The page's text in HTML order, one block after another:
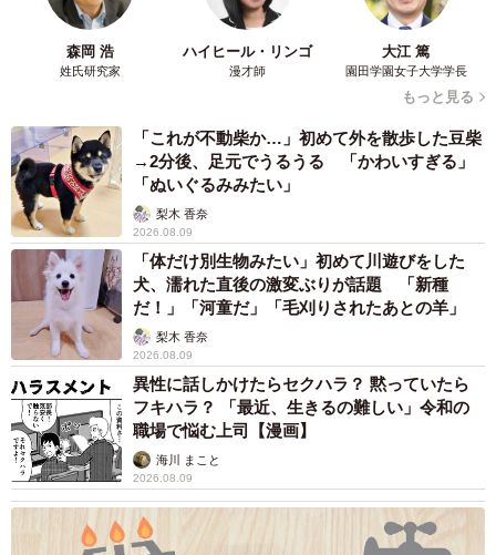
森岡 浩
姓氏研究家
ハイヒール・リンゴ
漫才師
大江 篤
園田学園女子大学学長
もっと見る
「これが不動柴か…」初めて外を散歩した豆柴
→2分後、足元でうるうる 「かわいすぎる」
「ぬいぐるみみたい」
梨木 香奈
2026.08.09
「体だけ別生物みたい」初めて川遊びをした
犬、濡れた直後の激変ぶりが話題 「新種
だ！」「河童だ」「毛刈りされたあとの羊」
梨木 香奈
2026.08.09
異性に話しかけたらセクハラ？ 黙っていたら
フキハラ？ 「最近、生きるの難しい」令和の
職場で悩む上司【漫画】
海川 まこと
2026.08.09